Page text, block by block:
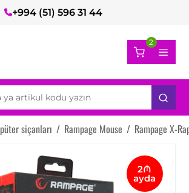
+994 (51) 596 31 44
2
siçanları / Rampage Mouse / Rampage X-
2₼
ayda